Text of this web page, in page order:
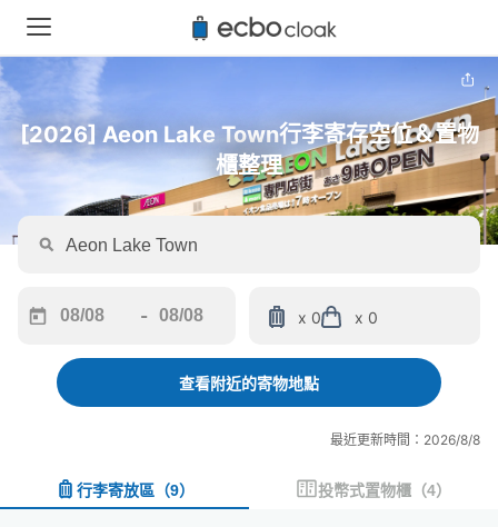
[2026] Aeon Lake Town行李寄存空位＆置物
櫃整理
forward
interact
and
-
backward
interact
and
x 0 x 0
查看附近的寄物地點
最近更新時間：2026/8/8
行李寄放區 （9） 投幣式置物櫃 （4）